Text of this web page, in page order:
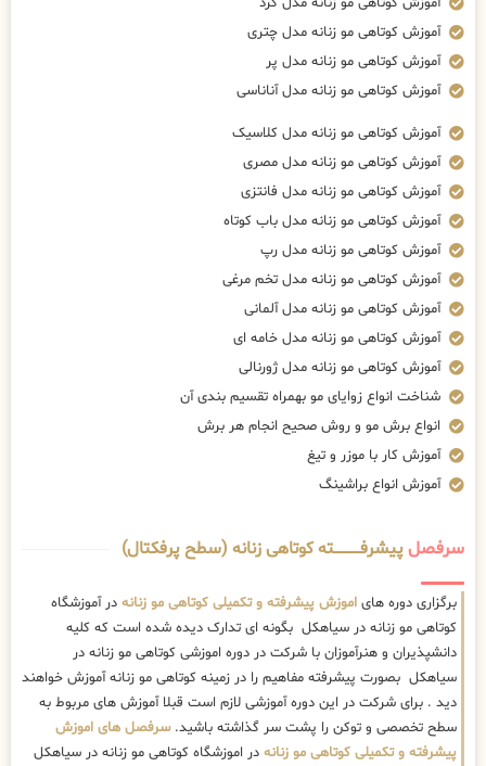
آموزش کوتاهی مو زنانه مدل چتری
آموزش کوتاهی مو زنانه مدل پر
آموزش کوتاهی مو زنانه مدل آناناسی
آموزش کوتاهی مو زنانه مدل کلاسیک
آموزش کوتاهی مو زنانه مدل مصری
آموزش کوتاهی مو زنانه مدل فانتزی
آموزش کوتاهی مو زنانه مدل باب کوتاه
آموزش کوتاهی مو زنانه مدل رپ
آموزش کوتاهی مو زنانه مدل تخم مرغی
آموزش کوتاهی مو زنانه مدل آلمانی
آموزش کوتاهی مو زنانه مدل خامه ای
آموزش کوتاهی مو زنانه مدل ژورنالی
شناخت انواع زوایای مو بهمراه تقسیم بندی آن
انواع برش مو و روش صحیح انجام هر برش
آموزش کار با موزر و تیغ
آموزش انواع براشینگ
سرفصلپیشرفــــــــــــته کوتاهی زنانه (سطح پرفکتال)
برگزاری دوره های اموزش پیشرفته و تکمیلی کوتاهی مو زنانه در آموزشگاه
کوتاهی مو زنانه در سیاهکل بگونه ای تدارک دیده شده است که کلیه
دانشپذیران و هنرآموزان با شرکت در دوره اموزشی کوتاهی مو زنانه در
سیاهکل بصورت پیشرفته مفاهیم را در زمینه کوتاهی مو زنانه آموزش خواهند
دید . برای شرکت در این دوره آموزشی لازم است قبلا آموزش های مربوط به
سطح تخصصی و توکن را پشت سر گذاشته باشید.سرفصل های اموزش
پیشرفته و تکمیلی کوتاهی مو زنانه در اموزشگاه کوتاهی مو زنانه در سیاهکل